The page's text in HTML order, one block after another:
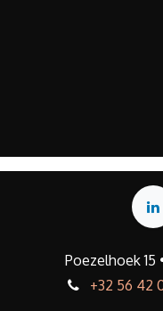
Poezelhoek 15
+32 56 42